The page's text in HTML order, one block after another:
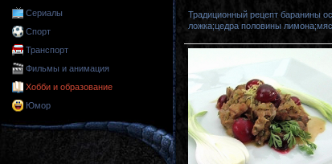
Сериалы
Спорт
Транспорт
Фильмы и анимация
Хобби и образование
Юмор
Традиционный рецепт баранины
ложка;цедра половины